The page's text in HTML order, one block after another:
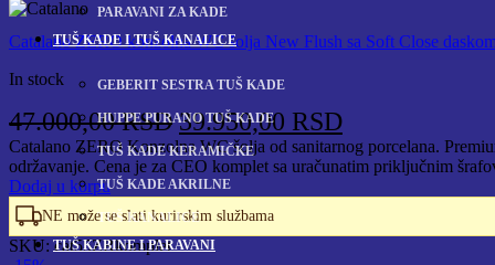
PARAVANI ZA KADE
TUŠ KADE I TUŠ KANALICE
GEBERIT SESTRA TUŠ KADE
HUPPE PURANO TUŠ KADE
TUŠ KADE KERAMIČKE
TUŠ KADE AKRILNE
TUŠ KANALICE
TUŠ KABINE I PARAVANI
Catalano ZERO konzolna WC šolja New Flush sa Soft Close
In stock
47.000,00RSDOriginalna
cena
je
bila:
47.000,00 RSD.
39.950,00 RSDTrenutna
cena
je:
Catalano ZERO Konzolna WC šolja od sanitarnog porcelana.
održavanje. Cena je za CEO komplet sa uračunatim priključnim
Dodaj u korpu
NE može se slati kurirskim službama
SKU:cat55ZRkomplet